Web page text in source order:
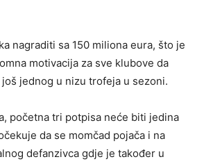
nagraditi sa 150 miliona eura, što je
motivacija za sve klubove da
jednog u nizu trofeja u sezoni.
početna tri potpisa neće biti jedina
da se momčad pojača i na
defanzivca gdje je također u